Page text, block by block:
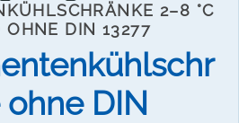
2–8 °C
OHNE DIN 13277
ohne DIN